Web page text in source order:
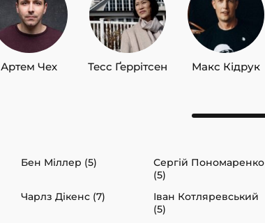
Артем Чех Тесс Ґеррітсен Макс Кідрук
Бен Міллер (5)
Сергій Пономаренко
(5)
Чарлз Дікенс (7)
Іван Котляревський
(5)